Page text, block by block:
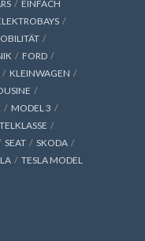
EINFACH
FORD
KLEINWAGEN
MODEL 3
SEAT
SKODA
TESLA MODEL